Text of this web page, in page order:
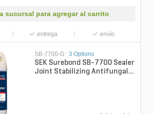
sucursal para agregar al carrito
entrega envío
SB-7700-G 3 Options
SEK Surebond SB-7700 Sealer
Joint Stabilizing Antifungal